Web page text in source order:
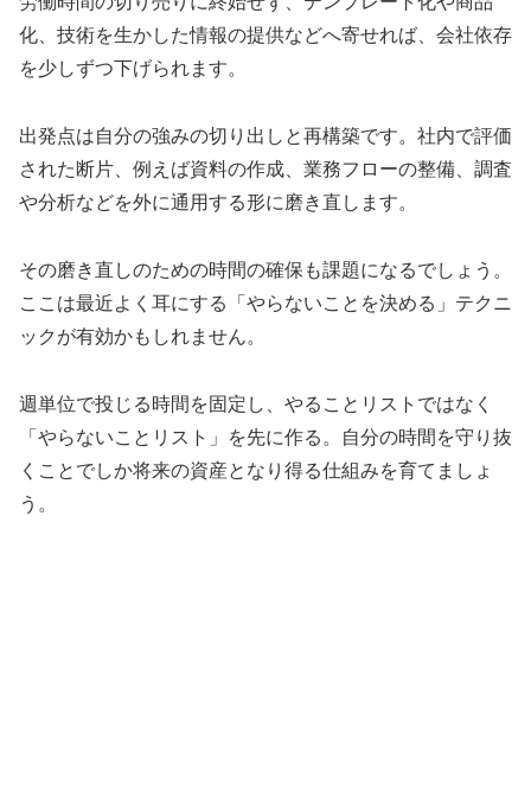
化、技術を生かした情報の提供などへ寄せれば、会社依存
を少しずつ下げられます。
出発点は自分の強みの切り出しと再構築です。社内で評価
された断片、例えば資料の作成、業務フローの整備、調査
や分析などを外に通用する形に磨き直します。
その磨き直しのための時間の確保も課題になるでしょう。
ここは最近よく耳にする「やらないことを決める」テクニ
ックが有効かもしれません。
週単位で投じる時間を固定し、やることリストではなく
「やらないことリスト」を先に作る。自分の時間を守り抜
くことでしか将来の資産となり得る仕組みを育てましょ
う。